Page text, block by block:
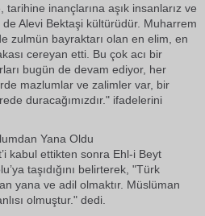
inançlarına aşık insanlarız ve
Alevi Bektaşi kültürüdür. Muharrem
zulmün bayraktarı olan en elim, en
cereyan etti. Bu çok acı bir
bugün de devam ediyor, her
mazlumlar ve zalimler var, bir
duracağımızdır." ifadelerini
Yana Oldu
kabul ettikten sonra Ehl-i Beyt
taşıdığını belirterek, "Türk
yana ve adil olmaktır. Müslüman
olmuştur." dedi.